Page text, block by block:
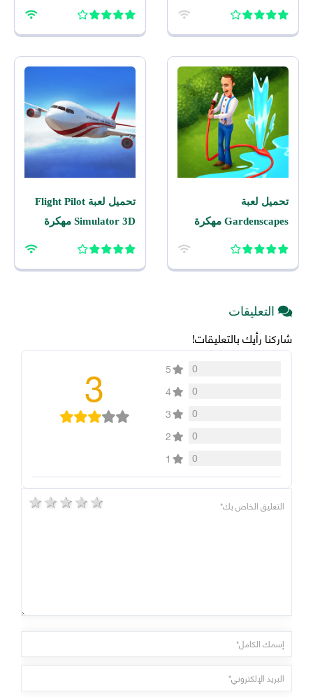
تحميل لعبة
Gardenscapes مهكرة
تحميل لعبة Flight Pilot
Simulator 3D مهكرة
التعليقات
شاركنا رأيك بالتعليقات!
0
5
0
4
0
3
0
2
0
1
3
5 stars 4 stars 3 stars 2 stars 1 star